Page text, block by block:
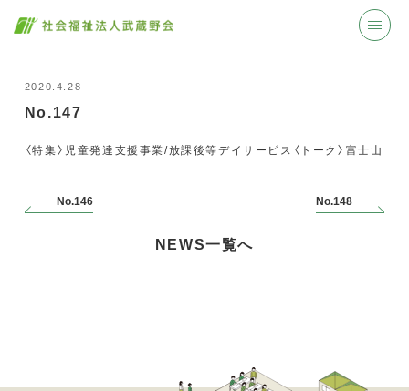
2020.4.28
No.147
〈特集〉児童発達支援事業/放課後等デイサービス〈トーク〉富士山
No.146 No.148
NEWS一覧へ